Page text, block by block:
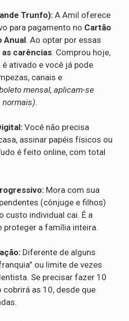
Trunfo): A Amil oferece
para pagamento no Cartão
Anual. Ao optar por essas
as carências. Comprou hoje,
ativado e você já pode
canais e
mensal, aplicam-se
Você não precisa
assinar papéis físicos ou
é feito online, com total
Mora com sua
(cônjuge e filhos)
custo individual cai. É a
a família inteira.
Diferente de alguns
ou limite de vezes
Se precisar fazer 10
cobrirá as 10, desde que